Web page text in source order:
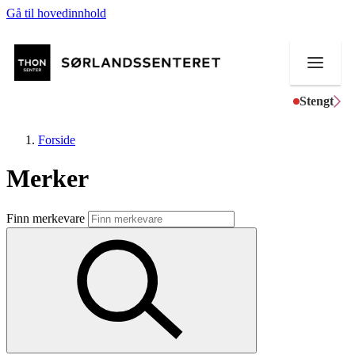
Gå til hovedinnhold
Stengt
Butikker
Mat og drikke
Aktiviteter
Forside
Merker
Finn merkevare